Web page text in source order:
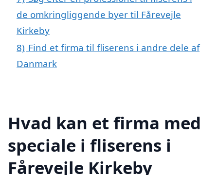
de omkringliggende byer til Fårevejle
Kirkeby
8) Find et firma til fliserens i andre dele af
Danmark
Hvad kan et firma med
speciale i fliserens i
Fårevejle Kirkeby